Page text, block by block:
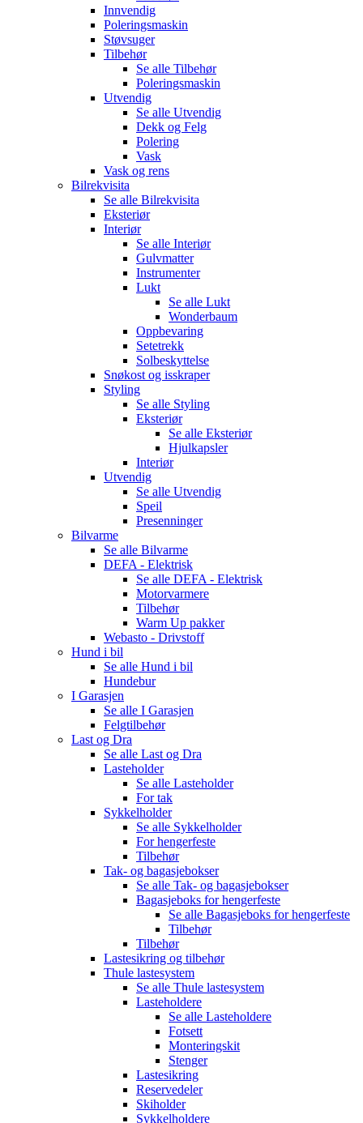
Innvendig
Poleringsmaskin
Støvsuger
Tilbehør
Se alle Tilbehør
Poleringsmaskin
Utvendig
Se alle Utvendig
Dekk og Felg
Polering
Vask
Vask og rens
Bilrekvisita
Se alle Bilrekvisita
Eksteriør
Interiør
Se alle Interiør
Gulvmatter
Instrumenter
Lukt
Se alle Lukt
Wonderbaum
Oppbevaring
Setetrekk
Solbeskyttelse
Snøkost og isskraper
Styling
Se alle Styling
Eksteriør
Se alle Eksteriør
Hjulkapsler
Interiør
Utvendig
Se alle Utvendig
Speil
Presenninger
Bilvarme
Se alle Bilvarme
DEFA - Elektrisk
Se alle DEFA - Elektrisk
Motorvarmere
Tilbehør
Warm Up pakker
Webasto - Drivstoff
Hund i bil
Se alle Hund i bil
Hundebur
I Garasjen
Se alle I Garasjen
Felgtilbehør
Last og Dra
Se alle Last og Dra
Lasteholder
Se alle Lasteholder
For tak
Sykkelholder
Se alle Sykkelholder
For hengerfeste
Tilbehør
Tak- og bagasjebokser
Se alle Tak- og bagasjebokser
Bagasjeboks for hengerfeste
Se alle Bagasjeboks for hengerfeste
Tilbehør
Tilbehør
Lastesikring og tilbehør
Thule lastesystem
Se alle Thule lastesystem
Lasteholdere
Se alle Lasteholdere
Fotsett
Monteringskit
Stenger
Lastesikring
Reservedeler
Skiholder
Sykkelholdere